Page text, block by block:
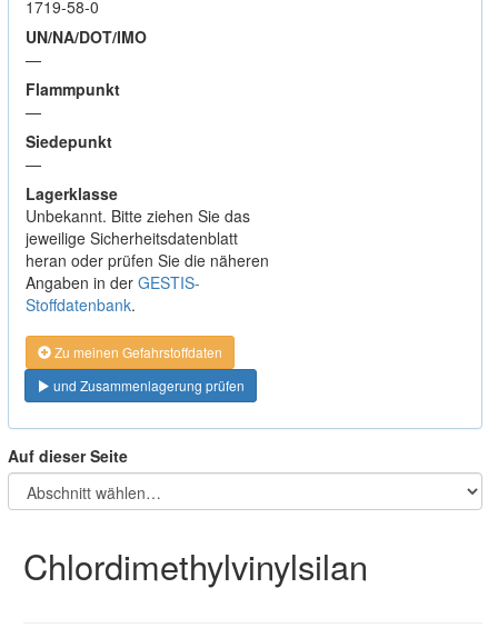
1719-58-0
UN/NA/DOT/IMO
—
Flammpunkt
—
Siedepunkt
—
Lagerklasse
Unbekannt. Bitte ziehen Sie das
jeweilige Sicherheitsdatenblatt
heran oder prüfen Sie die näheren
Angaben in der GESTIS-
Stoffdatenbank.
Zu meinen Gefahrstoffdaten
und Zusammenlagerung prüfen
Auf dieser Seite
Chlordimethylvinylsilan